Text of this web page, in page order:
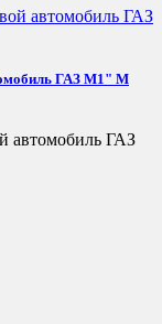
ГАЗ М1" М
автомобиль ГАЗ